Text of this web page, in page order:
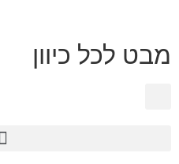
מבט לכל כיוון